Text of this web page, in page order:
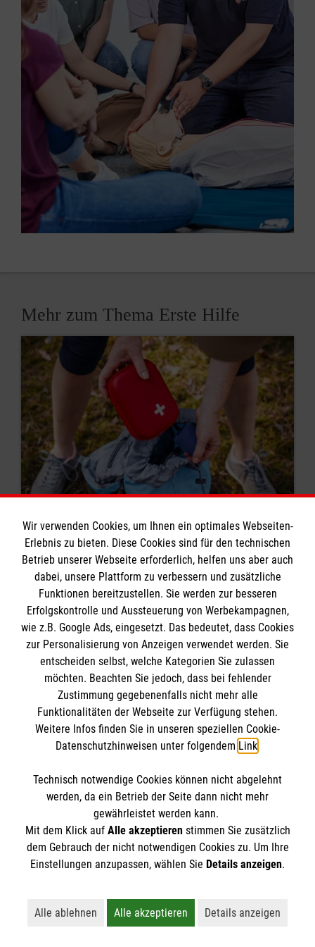
Mehr zum Thema Erste Hilfe
8 Erste-Hilfe-Mythen
Rund um das Thema Erste Hilfe kursieren viele
Mythen. Was stimmt? Was ist überholt? Wir
klären auf.
Erste Hilfe bei älteren Menschen
Darauf müssen Sie achten, wenn ein älterer
Wir verwenden Cookies, um Ihnen ein optimales Webseiten-
Erlebnis zu bieten. Diese Cookies sind für den technischen
Betrieb unserer Webseite erforderlich, helfen uns aber auch
dabei, unsere Plattform zu verbessern und zusätzliche
Funktionen bereitzustellen. Sie werden zur besseren
Erfolgskontrolle und Aussteuerung von Werbekampagnen,
wie z.B. Google Ads, eingesetzt. Das bedeutet, dass Cookies
zur Personalisierung von Anzeigen verwendet werden. Sie
entscheiden selbst, welche Kategorien Sie zulassen
möchten. Beachten Sie jedoch, dass bei fehlender
Zustimmung gegebenenfalls nicht mehr alle
Funktionalitäten der Webseite zur Verfügung stehen.
Weitere Infos finden Sie in unseren speziellen Cookie-
Datenschutzhinweisen unter folgendem Link.
Technisch notwendige Cookies können nicht abgelehnt
werden, da ein Betrieb der Seite dann nicht mehr
gewährleistet werden kann.
Mit dem Klick auf Alle akzeptierenstimmen Sie zusätzlich
dem Gebrauch der nicht notwendigen Cookies zu. Um Ihre
Einstellungen anzupassen, wählen Sie Details anzeigen.
Alle ablehnen
Lehnt alle nicht-essentiellen Cookies ab
Alle akzeptieren
Akzeptiert alle Cookies
Details anzeigen